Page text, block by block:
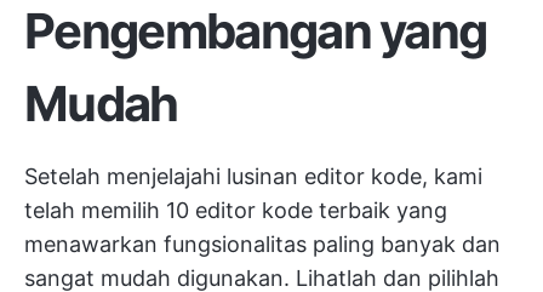
Pengembangan yang
Mudah
Setelah menjelajahi lusinan editor kode, kami
telah memilih 10 editor kode terbaik yang
menawarkan fungsionalitas paling banyak dan
sangat mudah digunakan. Lihatlah dan pilihlah